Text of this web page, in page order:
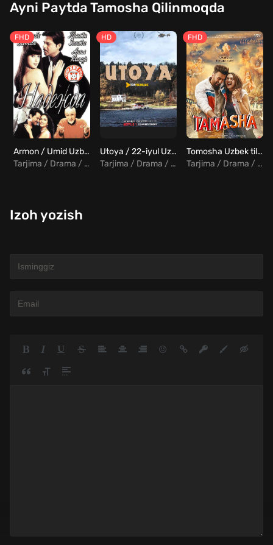
Ayni Paytda Tamosha Qilinmoqda
FHD
Armon / Umid Uzbek Tilida
Tarjima / Drama / Melodrama / Hind
HD
Utoya / 22-iyul Uzbek tilida
Tarjima / Drama / Tarixiy
FHD
Tomosha Uzbek tilida
Tarjima / Drama / Komediya / Melodrama / Hind
Izoh yozish